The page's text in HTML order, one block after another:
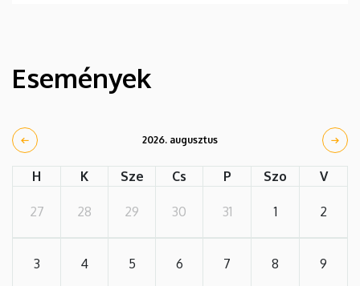
Események
2026. augusztus
H K Sze Cs P Szo V
27 28 29 30 31 1 2
3 4 5 6 7 8 9